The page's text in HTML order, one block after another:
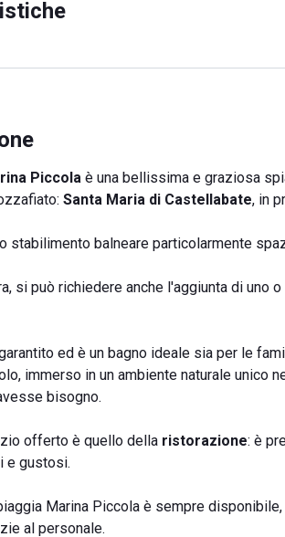
Piccola è una bellissima e graziosa
Santa Maria di Castellabate, in
stabilimento balneare particolarmente
si può richiedere anche l'aggiunta di uno
ed è un bagno ideale sia per le
immerso in un ambiente naturale unico
bisogno.
offerto è quello della ristorazione: è
e gustosi.
Marina Piccola è sempre
al personale.